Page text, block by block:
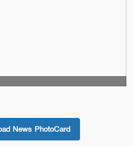
News PhotoCard